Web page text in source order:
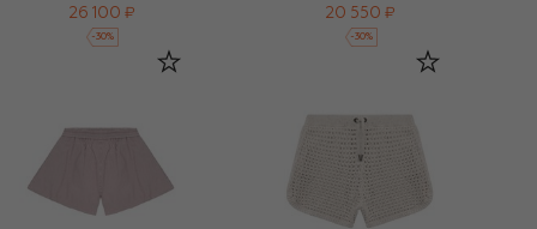
26 100 ₽
-30%
20 550 ₽
-30%